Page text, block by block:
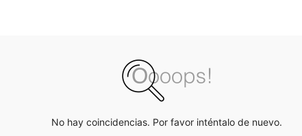
No hay coincidencias. Por favor inténtalo de nuevo.